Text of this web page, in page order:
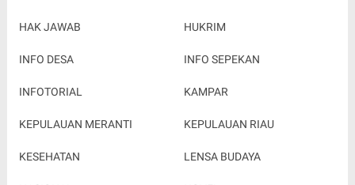
HAK JAWAB HUKRIM
INFO DESA INFO SEPEKAN
INFOTORIAL KAMPAR
KEPULAUAN MERANTI KEPULAUAN RIAU
KESEHATAN LENSA BUDAYA